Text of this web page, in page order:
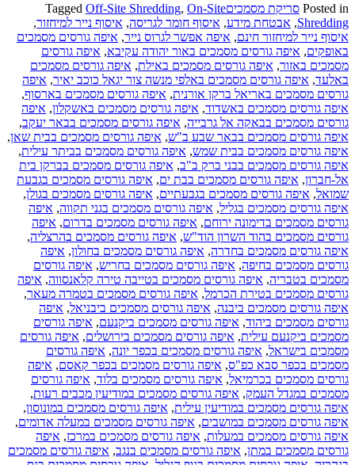
Posted in סריקת מסמכים Tagged Off-Site Shredding, On-Site
Shredding
, אבטחת מידע, איסוף חומר לגריסה, איסוף נייר למיחזור,
איסוף נייר למיחזור חינם, איפה אפשר לגרוס נייר, איפה גורסים מסמכים
באופקים, איפה גורסים מסמכים באור יהודה עקיבא, איפה גורסים
מסמכים באזור, איפה גורסים מסמכים באילת, איפה גורסים מסמכים
באלעד, איפה גורסים מסמכים באלפי מנשה צור יגאל כוכב יאיר, איפה
גורסים מסמכים באריאל ברקן אורנית, איפה גורסים מסמכים בארסוף,
איפה גורסים מסמכים באשדוד, איפה גורסים מסמכים באשקלון, איפה
גורסים מסמכים בבאקה אל גרבייה, איפה גורסים מסמכים בבאר יעקב,
איפה גורסים מסמכים בבאר שבע ב"ש, איפה גורסים מסמכים בבית שאן,
איפה גורסים מסמכים בבית שמש, איפה גורסים מסמכים בביתר עילית,
איפה גורסים מסמכים בבני ברק ב"ב, איפה גורסים מסמכים בברקן בית
אל-חברון, איפה גורסים מסמכים בבת ים, איפה גורסים מסמכים בגבעת
שמואל, איפה גורסים מסמכים בגבעתיים, איפה גורסים מסמכים בגולן,
איפה גורסים מסמכים בגליל, איפה גורסים מסמכים בגני תקווה, איפה
גורסים מסמכים בדימונה ירוחם, איפה גורסים מסמכים בדרום, איפה
גורסים מסמכים בהוד השרון הוד"ש, איפה גורסים מסמכים בהרצליה,
איפה גורסים מסמכים בחדרה, איפה גורסים מסמכים בחולון, איפה
גורסים מסמכים בחיפה, איפה גורסים מסמכים בחריש, איפה גורסים
מסמכים בטבריה, איפה גורסים מסמכים בטייבה טירה קלאנסווה, איפה
גורסים מסמכים בטירת הכרמל, איפה גורסים מסמכים בטמרה מעאר,
איפה גורסים מסמכים ביבנה, איפה גורסים מסמכים ביבניאל, איפה
גורסים מסמכים ביהוד, איפה גורסים מסמכים ביקנעם, איפה גורסים
מסמכים ביקנעם עילית, איפה גורסים מסמכים בירושלים, איפה גורסים
מסמכים בישראל, איפה גורסים מסמכים בכפר יונה, איפה גורסים
מסמכים בכפר סבא כפ"ס, איפה גורסים מסמכים בכפר קאסם, איפה
גורסים מסמכים בכרמיאל, איפה גורסים מסמכים בלוד, איפה גורסים
מסמכים במגדל העמק, איפה גורסים מסמכים במודיעין מכבים רעות,
איפה גורסים מסמכים במודיעין עילית, איפה גורסים מסמכים במונוסון,
איפה גורסים מסמכים במושבים, איפה גורסים מסמכים במעלה אדומים,
איפה גורסים מסמכים במעלות, איפה גורסים מסמכים במרכז, איפה
גורסים מסמכים במתן, איפה גורסים מסמכים בנגב, איפה גורסים מסמכים